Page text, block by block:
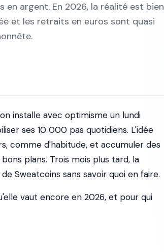
argent. En 2026, la réalité est bien
et les retraits en euros sont quasi
installe avec optimisme un lundi
ses 10 000 pas quotidiens. L'idée
comme d'habitude, et accumuler des
plans. Trois mois plus tard, la
Sweatcoins sans savoir quoi en faire.
vaut encore en 2026, et pour qui